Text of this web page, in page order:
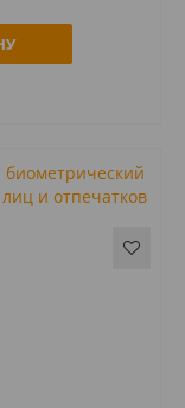
биометрический
и отпечатков